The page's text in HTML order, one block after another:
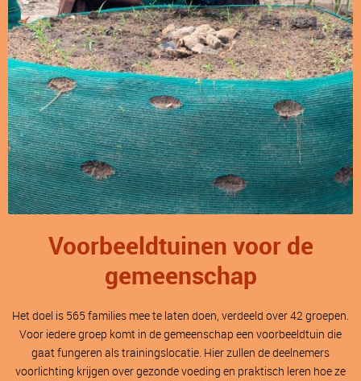
Voorbeeldtuinen voor de
gemeenschap
Het doel is 565 families mee te laten doen, verdeeld over 42 groepen.
Voor iedere groep komt in de gemeenschap een voorbeeldtuin die
gaat fungeren als trainingslocatie. Hier zullen de deelnemers
voorlichting krijgen over gezonde voeding en praktisch leren hoe ze